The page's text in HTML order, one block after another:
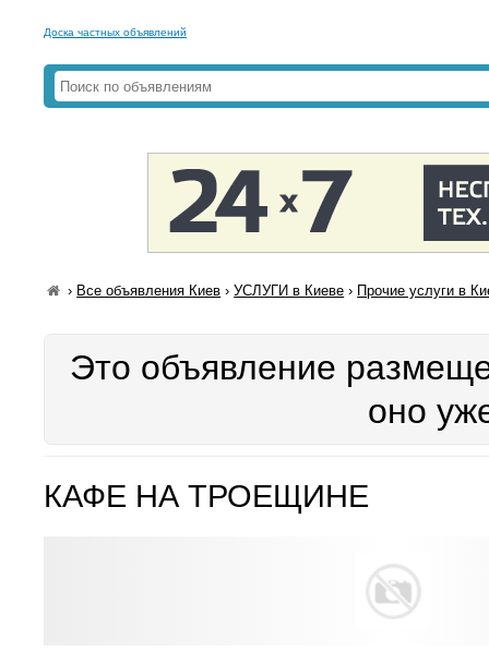
Доска частных объявлений
› Все объявления Киев ›УСЛУГИ в Киеве › Прочие услуги в
Это объявление
оно
КАФЕ НА ТРОЕЩИНЕ